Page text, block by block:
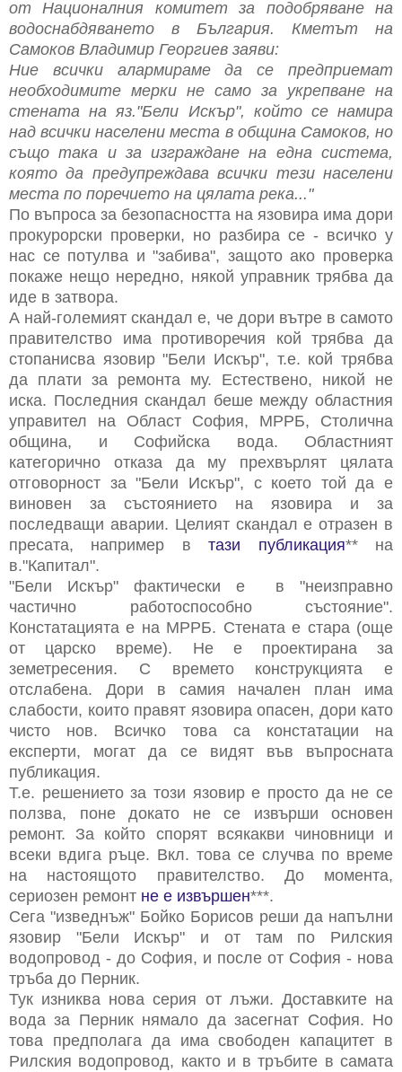
от Националния комитет за подобряване на
водоснабдяването в България. Кметът на
Самоков Владимир Георгиев заяви:
Ние всички алармираме да се предприемат
необходимите мерки не само за укрепване на
стената на яз."Бели Искър", който се намира
над всички населени места в община Самоков, но
също така и за изграждане на една система,
която да предупреждава всички тези населени
места по поречието на цялата река..."
По въпроса за безопасността на язовира има дори
прокурорски проверки, но разбира се - всичко у
нас се потулва и "забива", защото ако проверка
покаже нещо нередно, някой управник трябва да
иде в затвора.
А най-големият скандал е, че дори вътре в самото
правителство има противоречия кой трябва да
стопанисва язовир "Бели Искър", т.е. кой трябва
да плати за ремонта му. Естествено, никой не
иска. Последния скандал беше между областния
управител на Област София, МРРБ, Столична
община, и Софийска вода. Областният
категорично отказа да му прехвърлят цялата
отговорност за "Бели Искър", с което той да е
виновен за състоянието на язовира и за
последващи аварии. Целият скандал е отразен в
пресата, например втази публикация** на
в."Капитал".
"Бели Искър" фактически е в "неизправно
частично работоспособно състояние".
Констатацията е на МРРБ. Стената е стара (още
от царско време). Не е проектирана за
земетресения. С времето конструкцията е
отслабена. Дори в самия начален план има
слабости, които правят язовира опасен, дори като
чисто нов. Всичко това са констатации на
експерти, могат да се видят във въпросната
публикация.
Т.е. решението за този язовир е просто да не се
ползва, поне докато не се извърши основен
ремонт. За който спорят всякакви чиновници и
всеки вдига ръце. Вкл. това се случва по време
на настоящото правителство. До момента,
сериозен ремонт не е извършен***.
Сега "изведнъж" Бойко Борисов реши да напълни
язовир "Бели Искър" и от там по Рилския
водопровод - до София, и после от София - нова
тръба до Перник.
Тук изниква нова серия от лъжи. Доставките на
вода за Перник нямало да засегнат София. Но
това предполага да има свободен капацитет в
Рилския водопровод, както и в тръбите в самата